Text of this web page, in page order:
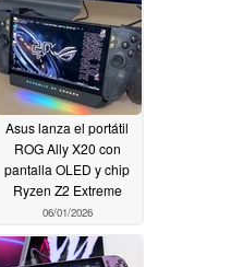
mercado con hasta 64
GB de RAM,
refrigeración líquida
opcional y un
rendimiento de IA de
118 TOPS06/14/2026
Asus lanza el portátil
ROG Ally X20 con
pantalla OLED y chip
Ryzen Z2 Extreme
06/01/2026